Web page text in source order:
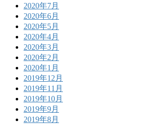
2020年7月
2020年6月
2020年5月
2020年4月
2020年3月
2020年2月
2020年1月
2019年12月
2019年11月
2019年10月
2019年9月
2019年8月